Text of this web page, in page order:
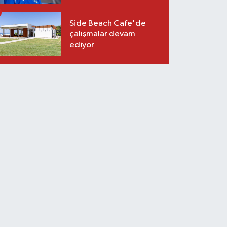
Side Beach Cafe'de
çalışmalar devam
ediyor